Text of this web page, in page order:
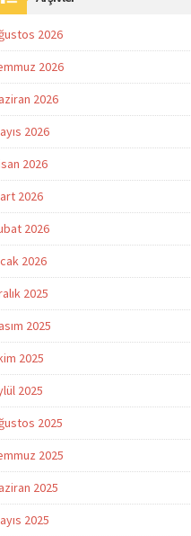
2026
2026
2026
2026
2026
2026
2026
2026
2025
2025
2025
2025
2025
2025
2025
2025